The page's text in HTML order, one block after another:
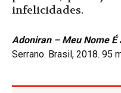
infelicidades.
Adoniran – Meu Nome É
Serrano. Brasil, 2018. 95